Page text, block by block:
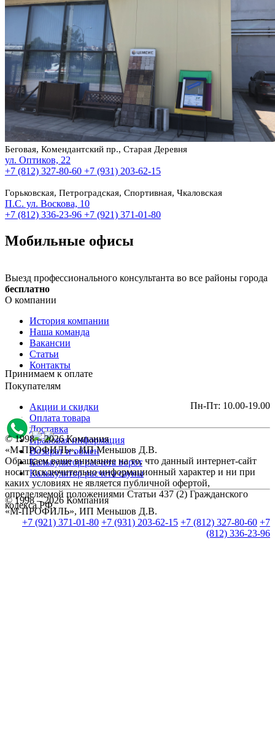
Беговая, Комендантский пр., Старая Деревня
ул. Оптиков, 22
+7 (812) 327-80-60 +7 (931) 203-62-15
Горьковская, Петроградская, Спортивная, Чкаловская
П.С. ул. Воскова, 10
+7 (812) 336-23-96 +7 (921) 371-01-80
Мобильные офисы
Выезд профессионального консультанта во все районы города
бесплатно
О компании
История компании
Наша команда
Вакансии
Статьи
Контакты
Покупателям
Акции и скидки
Оплата товара
Доставка
Правовая информация
Возврат и обмен
Калькулятор расчета ворот
Калькулятор расчета сауны
© 1998 – 2026 Компания
«М-ПРОФИЛЬ», ИП Меньшов Д.В.
+7 (921) 371-01-80 +7 (931) 203-62-15 +7 (812) 327-80-60 +7
(812) 336-23-96
Принимаем к оплате
Пн-Пт: 10.00-19.00
© 1998 – 2026 Компания
«М-ПРОФИЛЬ», ИП Меньшов Д.В.
Обращаем ваше внимание на то, что данный интернет-сайт
носит исключительно информационный характер и ни при
каких условиях не является публичной офертой,
определяемой положениями Статьи 437 (2) Гражданского
кодекса РФ.